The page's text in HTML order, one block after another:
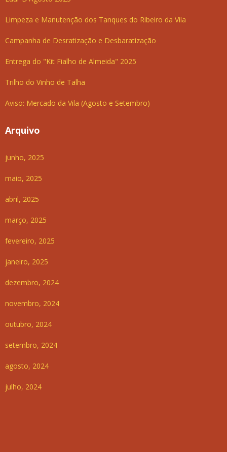
Limpeza e Manutenção dos Tanques do Ribeiro da Vila
Campanha de Desratização e Desbaratização
Entrega do "Kit Fialho de Almeida" 2025
Trilho do Vinho de Talha
Aviso: Mercado da Vila (Agosto e Setembro)
Arquivo
junho, 2025
maio, 2025
abril, 2025
março, 2025
fevereiro, 2025
janeiro, 2025
dezembro, 2024
novembro, 2024
outubro, 2024
setembro, 2024
agosto, 2024
julho, 2024